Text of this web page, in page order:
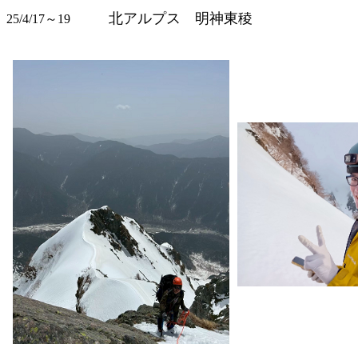
25/4/17～19 北アルプス 明神東稜